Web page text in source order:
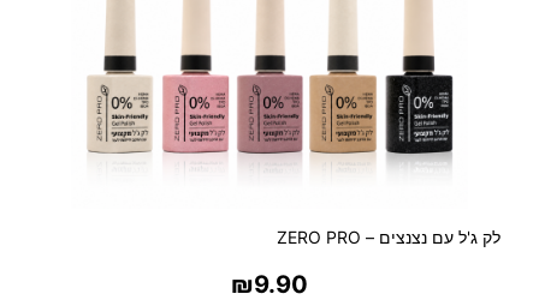
ו
נ
י
לק ג'ל עם נצנצים – ZERO PRO
₪9.90